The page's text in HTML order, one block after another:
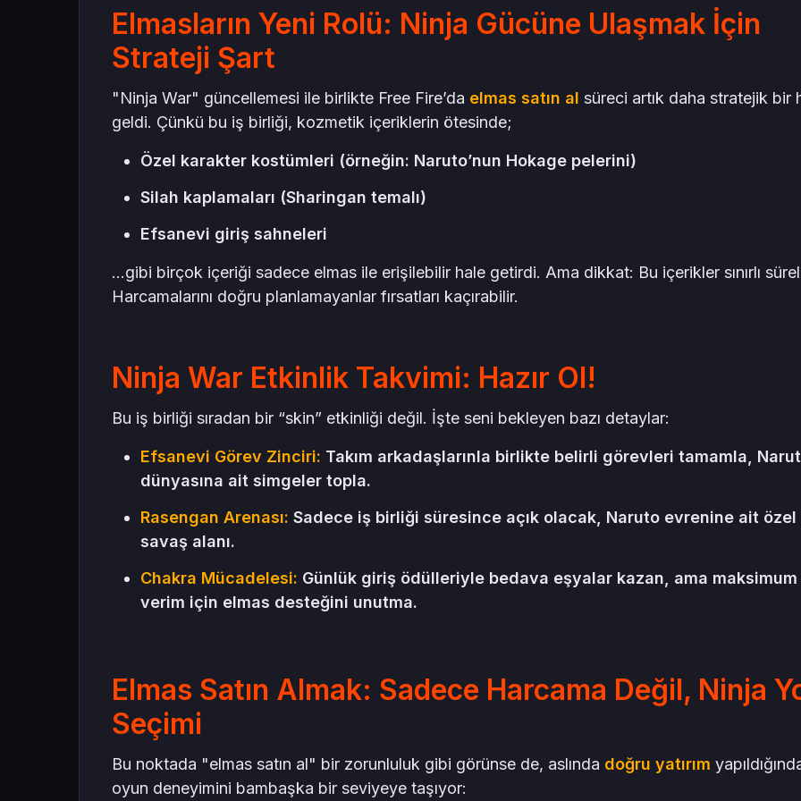
Elmasların Yeni Rolü: Ninja Gücüne Ulaşmak İçin
Strateji Şart
"Ninja War" güncellemesi ile birlikte Free Fire’da elmas satın al süreci artık daha stratejik bir
geldi. Çünkü bu iş birliği, kozmetik içeriklerin ötesinde;
Özel karakter kostümleri (örneğin: Naruto’nun Hokage pelerini)
Silah kaplamaları (Sharingan temalı)
Efsanevi giriş sahneleri
...gibi birçok içeriği sadece elmas ile erişilebilir hale getirdi. Ama dikkat: Bu içerikler sınırlı
Harcamalarını doğru planlamayanlar fırsatları kaçırabilir.
Ninja War Etkinlik Takvimi: Hazır Ol!
Bu iş birliği sıradan bir “skin” etkinliği değil. İşte seni bekleyen bazı detaylar:
Efsanevi Görev Zinciri: Takım arkadaşlarınla birlikte belirli görevleri tamamla,
dünyasına ait simgeler topla.
Rasengan Arenası: Sadece iş birliği süresince açık olacak, Naruto evrenine ait özel
savaş alanı.
Chakra Mücadelesi: Günlük giriş ödülleriyle bedava eşyalar kazan, ama maksimum
verim için elmas desteğini unutma.
Elmas Satın Almak: Sadece Harcama Değil, Ninja
Seçimi
Bu noktada "elmas satın al" bir zorunluluk gibi görünse de, aslında doğru yatırım
oyun deneyimini bambaşka bir seviyeye taşıyor: